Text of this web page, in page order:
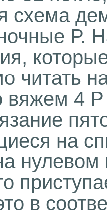
схема
Р.
читать
вяжем 4
на
нулевом
в